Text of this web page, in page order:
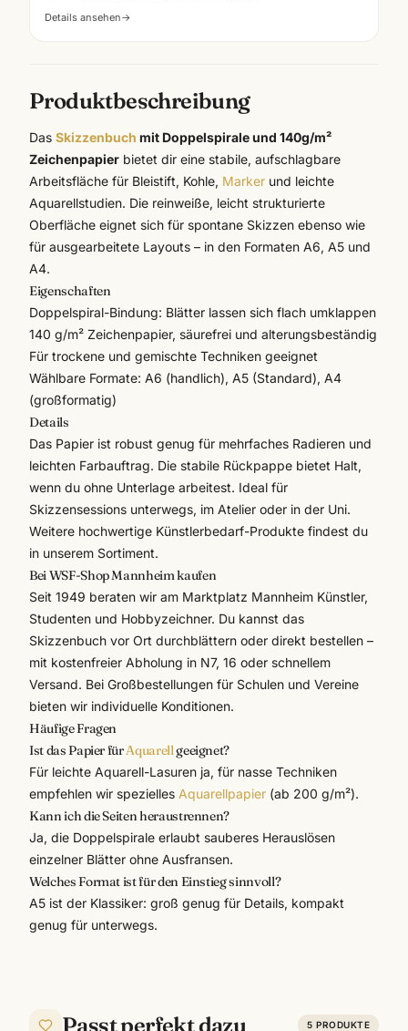
Details ansehen→
Produktbeschreibung
Das Skizzenbuch mit Doppelspirale und 140g/m²
Zeichenpapier bietet dir eine stabile, aufschlagbare
Arbeitsfläche für Bleistift, Kohle, Marker und leichte
Aquarellstudien. Die reinweiße, leicht strukturierte
Oberfläche eignet sich für spontane Skizzen ebenso wie
für ausgearbeitete Layouts – in den Formaten A6, A5 und
A4.
Eigenschaften
Doppelspiral-Bindung: Blätter lassen sich flach umklappen
140 g/m² Zeichenpapier, säurefrei und alterungsbeständig
Für trockene und gemischte Techniken geeignet
Wählbare Formate: A6 (handlich), A5 (Standard), A4
(großformatig)
Details
Das Papier ist robust genug für mehrfaches Radieren und
leichten Farbauftrag. Die stabile Rückpappe bietet Halt,
wenn du ohne Unterlage arbeitest. Ideal für
Skizzensessions unterwegs, im Atelier oder in der Uni.
Weitere hochwertige Künstlerbedarf-Produkte findest du
in unserem Sortiment.
Bei WSF-Shop Mannheim kaufen
Seit 1949 beraten wir am Marktplatz Mannheim Künstler,
Studenten und Hobbyzeichner. Du kannst das
Skizzenbuch vor Ort durchblättern oder direkt bestellen –
mit kostenfreier Abholung in N7, 16 oder schnellem
Versand. Bei Großbestellungen für Schulen und Vereine
bieten wir individuelle Konditionen.
Häufige Fragen
Ist das Papier fürAquarellgeeignet?
Für leichte Aquarell-Lasuren ja, für nasse Techniken
empfehlen wir spezielles Aquarellpapier (ab 200 g/m²).
Kann ich die Seiten heraustrennen?
Ja, die Doppelspirale erlaubt sauberes Herauslösen
einzelner Blätter ohne Ausfransen.
Welches Format ist für den Einstieg sinnvoll?
A5 ist der Klassiker: groß genug für Details, kompakt
genug für unterwegs.
Passt perfekt dazu 5 PRODUKTE